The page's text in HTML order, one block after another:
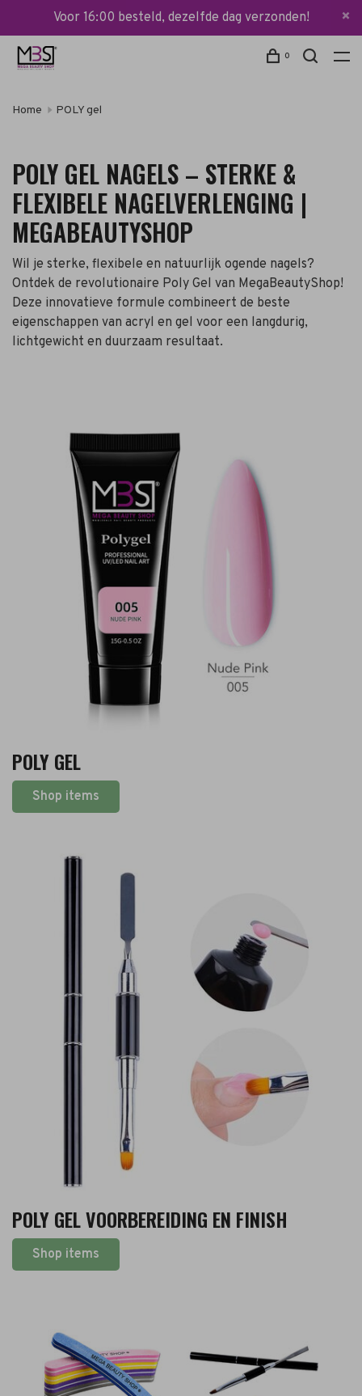
Voor 16:00 besteld, dezelfde dag verzonden!
0
Home POLY gel
POLY GEL NAGELS – STERKE &
FLEXIBELE NAGELVERLENGING |
MEGABEAUTYSHOP
Wil je sterke, flexibele en natuurlijk ogende nagels?
Ontdek de revolutionaire Poly Gel van MegaBeautyShop!
Deze innovatieve formule combineert de beste
eigenschappen van acryl en gel voor een langdurig,
lichtgewicht en duurzaam resultaat.
POLY GEL
Shop items
POLY GEL VOORBEREIDING EN FINISH
Shop items